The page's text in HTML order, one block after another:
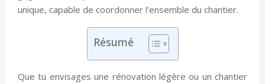
unique, capable de coordonner l’ensemble du chantier.
Résumé
Que tu envisages une rénovation légère ou un chantier